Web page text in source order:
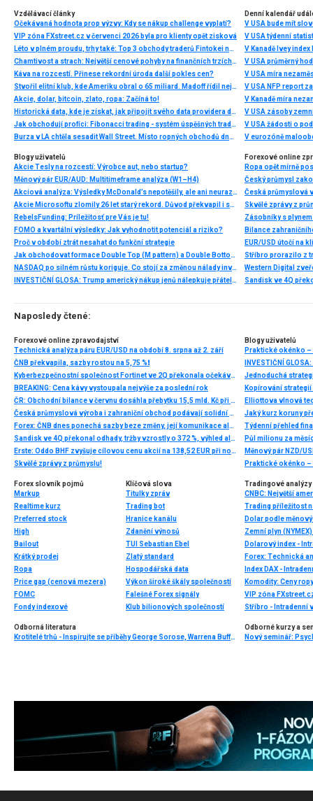
Vzdělávací články
Očekávaná hodnota prop výzvy: Kdy se nákup challenge vyplatí?
VIP zóna FXstreet.cz v červenci 2026 byla pro klienty opět zisková
Léto v plném proudu, trhy také: Top 3 obchody traderů Fintokei na indexech a zlatě
Chamtivost a strach: Největší cenové pohyby na finančních trzích (červenec 2026)
Káva na rozcestí. Přinese rekordní úroda další pokles cen?
Stvořil elitní klub, kde Ameriku obral o 65 miliard. Madoff řídil největší Ponzi dějin
Akcie, dolar, bitcoin, zlato, ropa: Začíná to!
Historická data, kde je získat, jak připojit svého data providera do MultiCharts a proč je budeme potřebovat? (4. díl)
Jak obchodují profíci: Fibonacci trading - systém úspěšných traderů
Burza v LA chtěla sesadit Wall Street. Místo ropných obchodů dnes místem duní basy
Denní kalendář
V USA bude mít
V USA týdenní
V Kanadě Ivey index
V USA průměrný
V USA míra
V USA NFP report
V Kanadě míra
V USA zásoby
V USA žádosti o
V eurozóně
Blogy uživatelů
Akcie Tesly na rozcestí: Výrobce aut, nebo startup?
Měnový pár EUR/AUD: Multitimeframe analýza (W1–H4)
Akciová analýza: Výsledky McDonald’s nepotěšily, ale ani neurazily. Jakou vizi společnost prezentovala?
Akcie Microsoftu zlomily 26 let starý rekord. Důvod překvapil i samotné investory
RebelsFunding: Príležitosť pre Vás je tu!
FOMO a kvartální výsledky: Jak vyhodnotit potenciál a riziko?
Proč v období ztrát nesahat do funkční strategie
Jak obchodovat formace Double Top (M pattern) a Double Bottom (W pattern)
NASDAQ po silném růstu koriguje. Co stojí za změnou nálady investorů?
INVESTIČNÍ GLOSA: Trump americký nákup jenů nálepkuje přátelstvím. Pravda je jinde
Forexové online
Ropa opět mírně
Český průmysl
Skvělé zprávy z
EUR/USD útočí na
Stříbro prorazilo z
Naposledy čtené:
Forexové online zpravodajství
Technická analýza páru EUR/USD na období 8. srpna až 2. září
ČNB překvapila, sazby rostou na 5,75 %❗
Kyberbezpečnostní společnost Fortinet ve 2Q překonala očekávání a navýšila celoroční výhled
BREAKING: Cena kávy vystoupala nejvýše za poslední rok
ČR: Obchodní bilance v červnu dosáhla přebytku 15,5 mld. Kč při očekávání 17,2 mld. Kč
Česká průmyslová výroba i zahraniční obchod podávají solidní výkon, byť nejde o bezrizikovou konjunkturu
Forex: ČNB dnes ponechá sazby beze změny, její komunikace ale zůstane jestřábí
Sandisk ve 4Q překonal odhady, tržby vzrostly o 372 %, výhled ale zaostal za očekáváním trhu
Erste: Oddo BHF zvyšuje cílovou cenu akcií na 138,52 EUR při novém doporučení „Outperform“
Skvělé zprávy z průmyslu!
Blogy uživatelů
Jednoduchá
Kopírování strategií
Jaký kurz koruny
Půl milionu za
Měnový pár NZD/
Praktické okénko
Forex slovník pojmů
Markup
Realtime kurz
Preferred stock
High
Bailout
Krátký prodej
Ropa
Price gap (cenová mezera)
FOMC
Fondy indexové
Klíčová slova
Titulky zpráv
Trading bot
Hranice kanálu
Zdanění výnosů
TUI Sebastian Ebel
Zlatý standard
Hospodářská data
Výkon široké škály společností
Falešné Forex signály
Klub bilionových společností
Tradingové analýzy
Trading příležitost
Dolar podle
Zemní plyn
Dolarový index -
Forex: Technická
Index DAX -
Komodity: Ceny
Stříbro - Intradenní
Odborná literatura
Krotitelé trhů - Inspirujte se příběhy George Sorose, Warrena Buffetta a Paula Volckera
Odborné kurzy a